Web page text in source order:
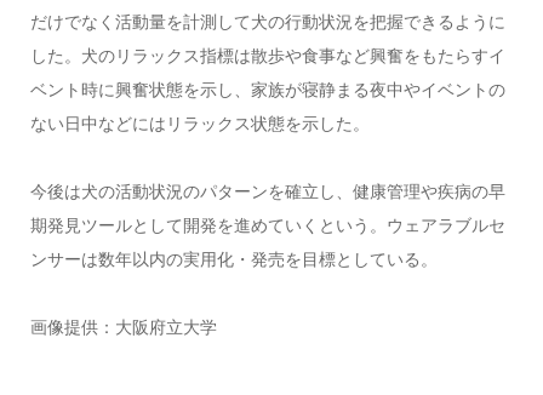
だけでなく活動量を計測して犬の行動状況を把握できるように
した。犬のリラックス指標は散歩や食事など興奮をもたらすイ
ベント時に興奮状態を示し、家族が寝静まる夜中やイベントの
ない日中などにはリラックス状態を示した。
今後は犬の活動状況のパターンを確立し、健康管理や疾病の早
期発見ツールとして開発を進めていくという。ウェアラブルセ
ンサーは数年以内の実用化・発売を目標としている。
画像提供：大阪府立大学